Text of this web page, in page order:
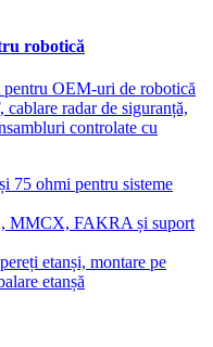
robotică
pentru OEM-uri de robotică
radar de siguranță,
controlate cu
75 ohmi pentru sisteme
MMCX, FAKRA și suport
etanși, montare pe
etanșă